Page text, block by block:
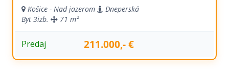
Košice - Nad jazerom
Dneperská
Byt 3izb. 71 m²
Predaj 211.000,- €